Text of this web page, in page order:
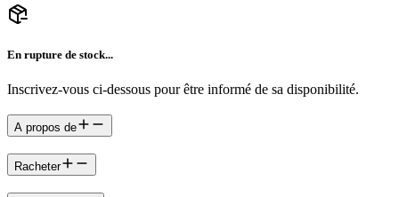
En rupture de stock...
Inscrivez-vous ci-dessous pour être informé de sa disponibilité.
A propos de
Racheter